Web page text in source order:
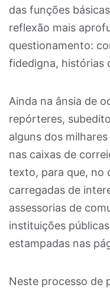
das funções
reflexão mais
questionamento:
fidedigna, histórias
Ainda na ânsia de
repórteres,
alguns dos
nas caixas de
texto, para que, no
carregadas de
assessorias de
instituições
estampadas nas
Neste processo de